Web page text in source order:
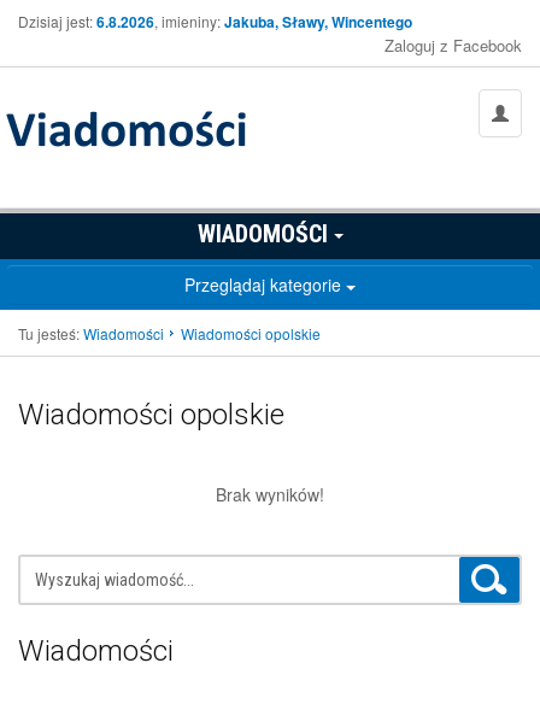
Dzisiaj jest:6.8.2026, imieniny:Jakuba, Sławy, Wincentego
Zaloguj z Facebook
WIADOMOŚCI
Przeglądaj kategorie
Tu jesteś:Wiadomości Wiadomości opolskie
Wiadomości opolskie
Brak wyników!
Wiadomości